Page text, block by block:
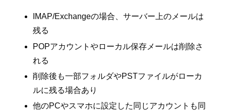
IMAP/Exchangeの場合、サーバー上のメールは
残る
POPアカウントやローカル保存メールは削除さ
れる
削除後も一部フォルダやPSTファイルがローカ
ルに残る場合あり
他のPCやスマホに設定した同じアカウントも同